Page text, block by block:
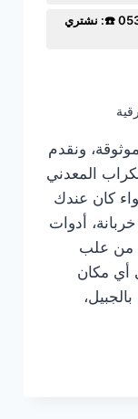
شراء سكراب مكيفات في الجبيل 0531013413 ☎️: نشتري
ونقدم
المعدني
كان عندك
أدوات
من علب
أي مكان